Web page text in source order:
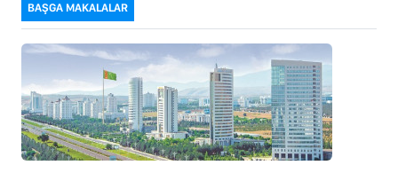
BAŞGA MAKALALAR